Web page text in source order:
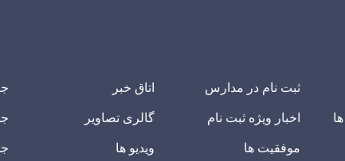
ثبت نام در مدارس
اخبار ویژه ثبت نام
موفقیت ها
اتاق خبر
گالری تصاویر
ویدیو ها